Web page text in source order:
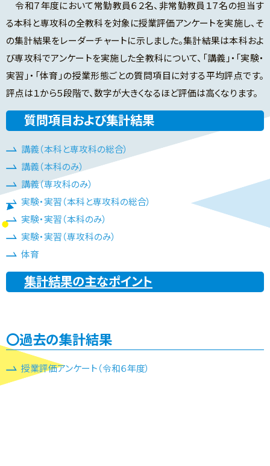
令和７年度において常勤教員６２名、非常勤教員１７名の担当す
る本科と専攻科の全教科を対象に授業評価アンケートを実施し、そ
の集計結果をレーダーチャートに示しました。集計結果は本科およ
び専攻科でアンケートを実施した全教科について、「講義」・「実験・
実習」・「体育」の授業形態ごとの質問項目に対する平均評点です。
評点は１から５段階で、数字が大きくなるほど評価は高くなります。
質問項目および集計結果
講義（本科と専攻科の総合）
講義（本科のみ）
講義（専攻科のみ）
実験・実習（本科と専攻科の総合）
実験・実習（本科のみ）
実験・実習（専攻科のみ）
体育
集計結果の主なポイント
過去の集計結果
授業評価アンケート（令和６年度）